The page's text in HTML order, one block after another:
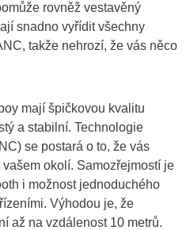
rovněž vestavěný
snadno vyřídit všechny
takže nehrozí, že vás něco
mají špičkovou kvalitu
a stabilní. Technologie
se postará o to, že vás
okolí. Samozřejmostí je
i možnost jednoduchého
Výhodou je, že
až na vzdálenost 10 metrů.